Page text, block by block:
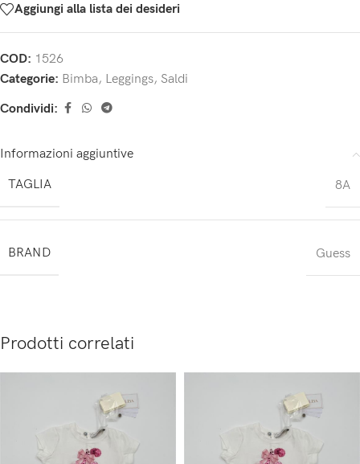
Aggiungi alla lista dei desideri
COD: 1526
Categorie: Bimba, Leggings, Saldi
Condividi:
Informazioni aggiuntive
TAGLIA
8A
BRAND Guess
Prodotti correlati